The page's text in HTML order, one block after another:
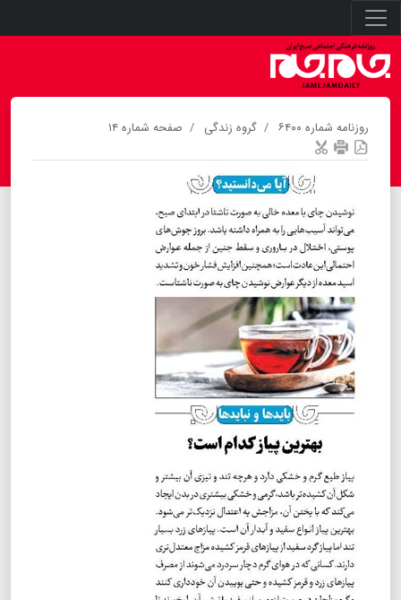
روزنامه شماره ۶۴۰۰ گروه زندگی صفحه شماره ۱۴